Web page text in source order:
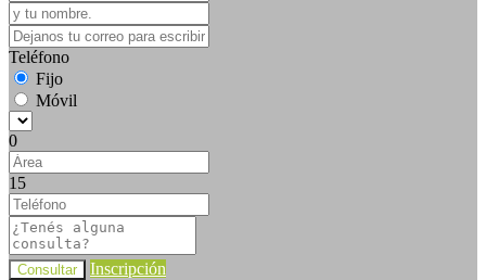
Teléfono
Fijo
Móvil
0
15
Consultar Inscripción